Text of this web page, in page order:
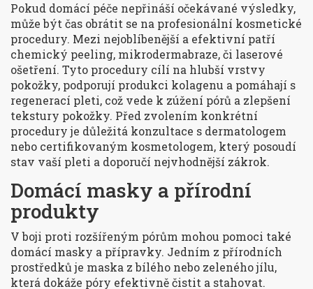
Pokud domácí péče nepřináší očekávané výsledky,
může být čas obrátit se na profesionální kosmetické
procedury. Mezi nejoblíbenější a efektivní patří
chemický peeling, mikrodermabraze, či laserové
ošetření. Tyto procedury cílí na hlubší vrstvy
pokožky, podporují produkci kolagenu a pomáhají s
regenerací pleti, což vede k zúžení pórů a zlepšení
tekstury pokožky. Před zvolením konkrétní
procedury je důležitá konzultace s dermatologem
nebo certifikovaným kosmetologem, který posoudí
stav vaší pleti a doporučí nejvhodnější zákrok.
Domácí masky a přírodní
produkty
V boji proti rozšířeným pórům mohou pomoci také
domácí masky a přípravky. Jedním z přírodních
prostředků je maska z bílého nebo zeleného jílu,
která dokáže póry efektivně čistit a stahovat.